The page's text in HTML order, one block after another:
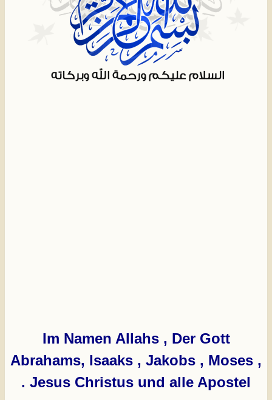
Im Namen Allahs , Der Gott
Abrahams, Isaaks , Jakobs , Moses ,
Jesus Christus und alle Apostel .